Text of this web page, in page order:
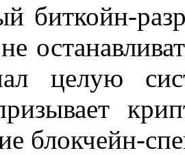
биткойн-
целую
блокчейн-